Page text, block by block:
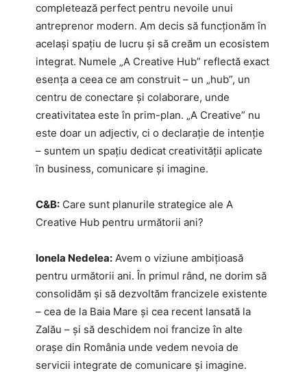
completează perfect pentru nevoile unui
antreprenor modern. Am decis să funcționăm în
același spațiu de lucru și să creăm un ecosistem
integrat. Numele „A Creative Hub” reflectă exact
esența a ceea ce am construit – un „hub”, un
centru de conectare și colaborare, unde
creativitatea este în prim-plan. „A Creative” nu
este doar un adjectiv, ci o declarație de intenție
– suntem un spațiu dedicat creativității aplicate
în business, comunicare și imagine.
C&B: Care sunt planurile strategice ale A
Creative Hub pentru următorii ani?
Ionela Nedelea: Avem o viziune ambițioasă
pentru următorii ani. În primul rând, ne dorim să
consolidăm și să dezvoltăm francizele existente
– cea de la Baia Mare și cea recent lansată la
Zalău – și să deschidem noi francize în alte
orașe din România unde vedem nevoia de
servicii integrate de comunicare și imagine.